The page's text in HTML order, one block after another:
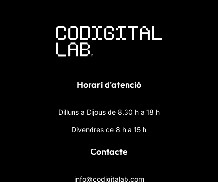
Horari d'atenció
Dilluns a Dijous de 8.30 h a 18 h
Divendres de 8 h a 15 h
Contacte
info@codigitalab.com